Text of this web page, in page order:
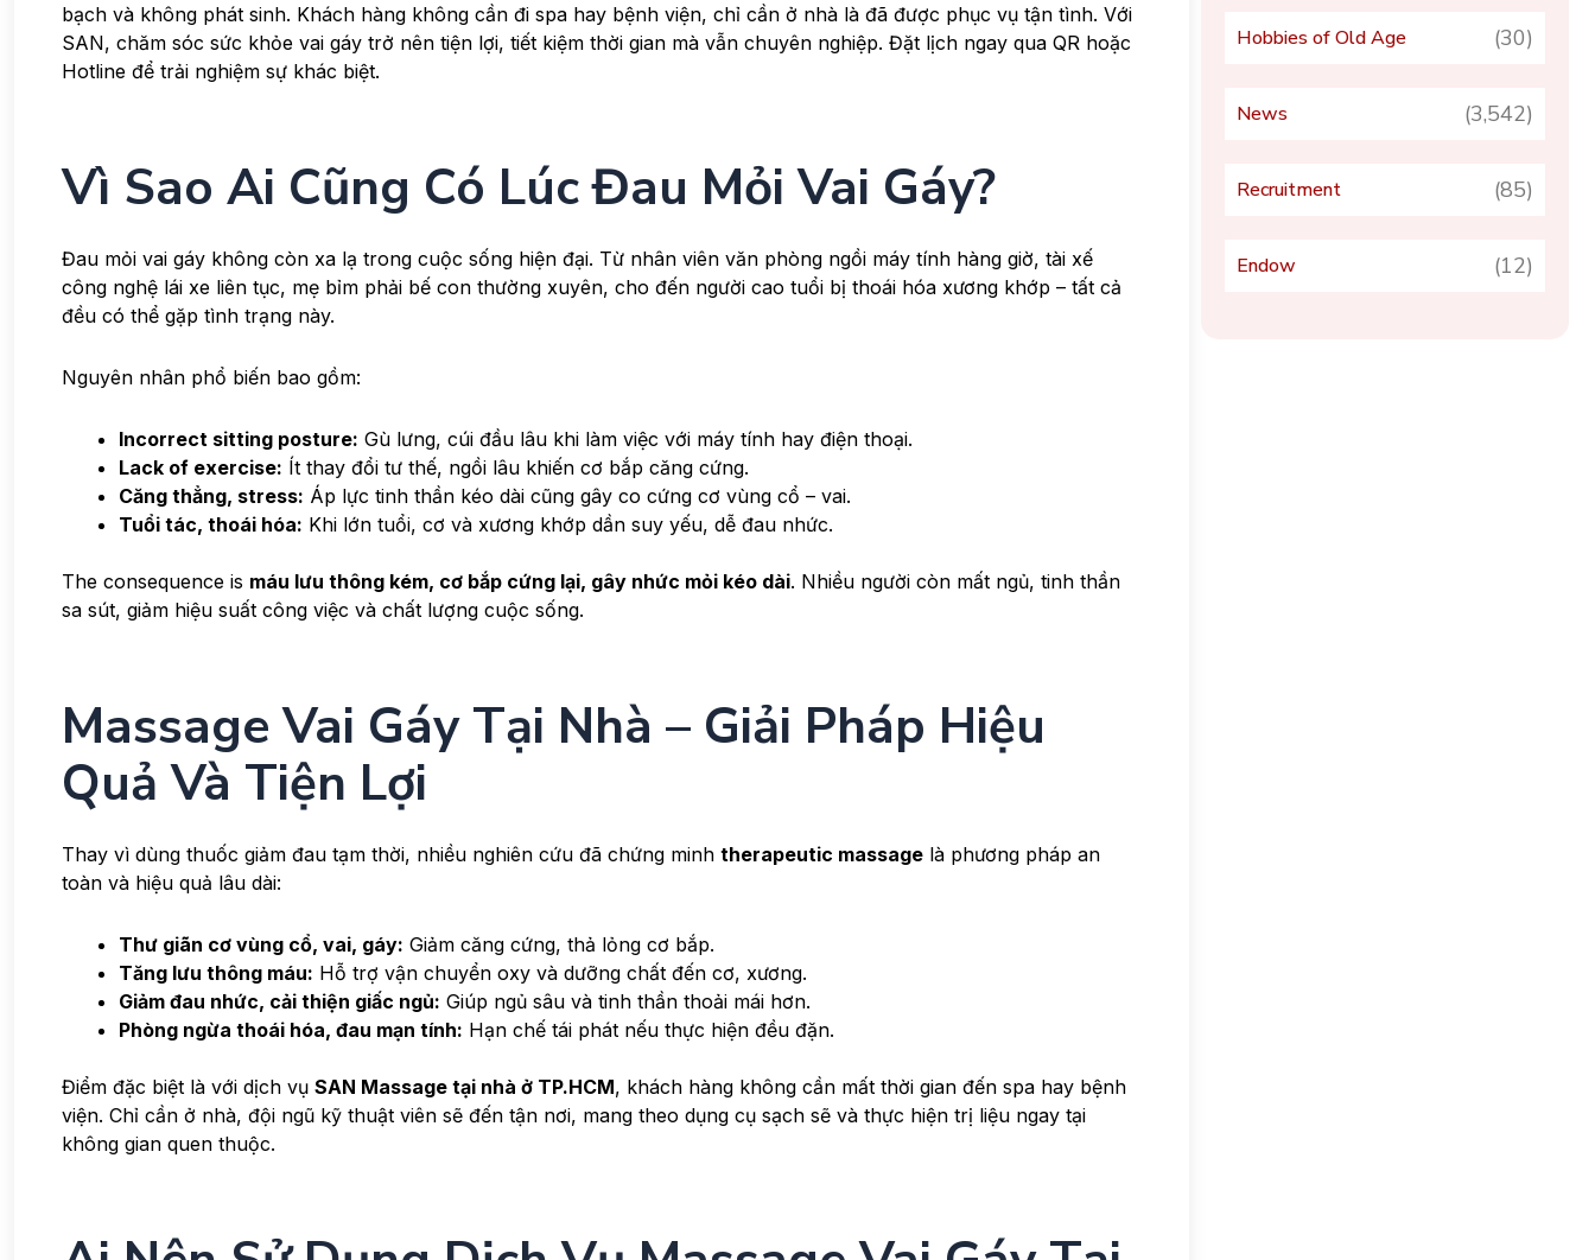
bạch và không phát sinh. Khách hàng không cần đi spa hay bệnh viện, chỉ cần ở nhà là đã được phục vụ tận tình. Với
SAN, chăm sóc sức khỏe vai gáy trở nên tiện lợi, tiết kiệm thời gian mà vẫn chuyên nghiệp. Đặt lịch ngay qua QR hoặc
Hotline để trải nghiệm sự khác biệt.
Vì Sao Ai Cũng Có Lúc Đau Mỏi Vai Gáy?
Đau mỏi vai gáy không còn xa lạ trong cuộc sống hiện đại. Từ nhân viên văn phòng ngồi máy tính hàng giờ, tài xế
công nghệ lái xe liên tục, mẹ bỉm phải bế con thường xuyên, cho đến người cao tuổi bị thoái hóa xương khớp – tất cả
đều có thể gặp tình trạng này.
Nguyên nhân phổ biến bao gồm:
Incorrect sitting posture: Gù lưng, cúi đầu lâu khi làm việc với máy tính hay điện thoại.
Lack of exercise: Ít thay đổi tư thế, ngồi lâu khiến cơ bắp căng cứng.
Căng thẳng, stress: Áp lực tinh thần kéo dài cũng gây co cứng cơ vùng cổ – vai.
Tuổi tác, thoái hóa: Khi lớn tuổi, cơ và xương khớp dần suy yếu, dễ đau nhức.
The consequence is máu lưu thông kém, cơ bắp cứng lại, gây nhức mỏi kéo dài. Nhiều người còn mất ngủ, tinh thần
sa sút, giảm hiệu suất công việc và chất lượng cuộc sống.
Massage Vai Gáy Tại Nhà – Giải Pháp Hiệu
Quả Và Tiện Lợi
Thay vì dùng thuốc giảm đau tạm thời, nhiều nghiên cứu đã chứng minh therapeutic massage là phương pháp an
toàn và hiệu quả lâu dài:
Thư giãn cơ vùng cổ, vai, gáy: Giảm căng cứng, thả lỏng cơ bắp.
Tăng lưu thông máu: Hỗ trợ vận chuyển oxy và dưỡng chất đến cơ, xương.
Giảm đau nhức, cải thiện giấc ngủ: Giúp ngủ sâu và tinh thần thoải mái hơn.
Phòng ngừa thoái hóa, đau mạn tính: Hạn chế tái phát nếu thực hiện đều đặn.
Điểm đặc biệt là với dịch vụ SAN Massage tại nhà ở TP.HCM, khách hàng không cần mất thời gian đến spa hay bệnh
viện. Chỉ cần ở nhà, đội ngũ kỹ thuật viên sẽ đến tận nơi, mang theo dụng cụ sạch sẽ và thực hiện trị liệu ngay tại
không gian quen thuộc.
Hobbies of Old Age (30)
News (3,542)
Recruitment (85)
Endow (12)